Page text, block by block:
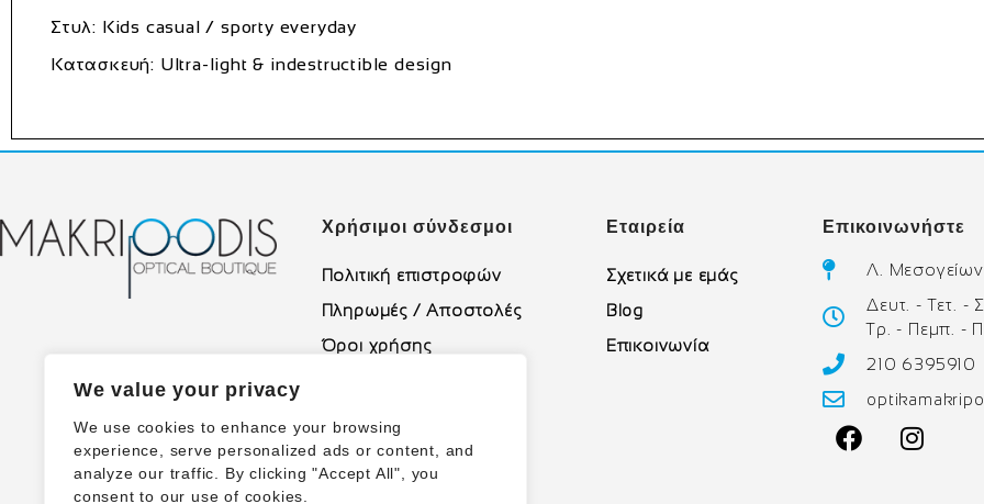
We value your privacy
We use cookies to enhance your browsing
experience, serve personalized ads or content, and
analyze our traffic. By clicking "Accept All", you
consent to our use of cookies.
Στυλ: Kids casual / sporty everyday
Κατασκευή: Ultra-light & indestructible design
Χρήσιμοι σύνδεσμοι
Πολιτική επιστροφών
Πληρωμές / Αποστολές
Όροι χρήσης
Εταιρεία
Σχετικά με εμάς
Blog
Επικοινωνία
Επικοινωνήστε
Λ.
Δευτ. - Τετ. -
Τρ. - Πεμπ. -
210 6395910